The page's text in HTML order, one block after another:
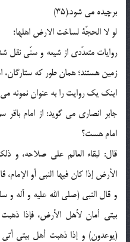
برچیده می شود.(35)
لو لا الحجّة لساخت الارض اهلها؛
روایات متعدّدی از شیعه و سنّی نقل
زمین هستند؛ همان طور که ستارگان،
اینک یک روایت را به عنوان نمونه
جابر انصاری می گوید: از امام باقر
امام هست؟
قال: لبقاء العالم علی صلاحه،
و قال النبی (صلی الله علیه و آله و
بیتی أمان لأهل الأرض، فإذا
(یوعدون) و إذا ذهبت أهل بیتی